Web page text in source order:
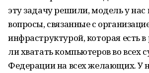
эту задачу решили, модель у нас
вопросы, связанные с
инфраструктурой, которая есть в
ли хватать компьютеров во всех
Федерации на всех желающих. У